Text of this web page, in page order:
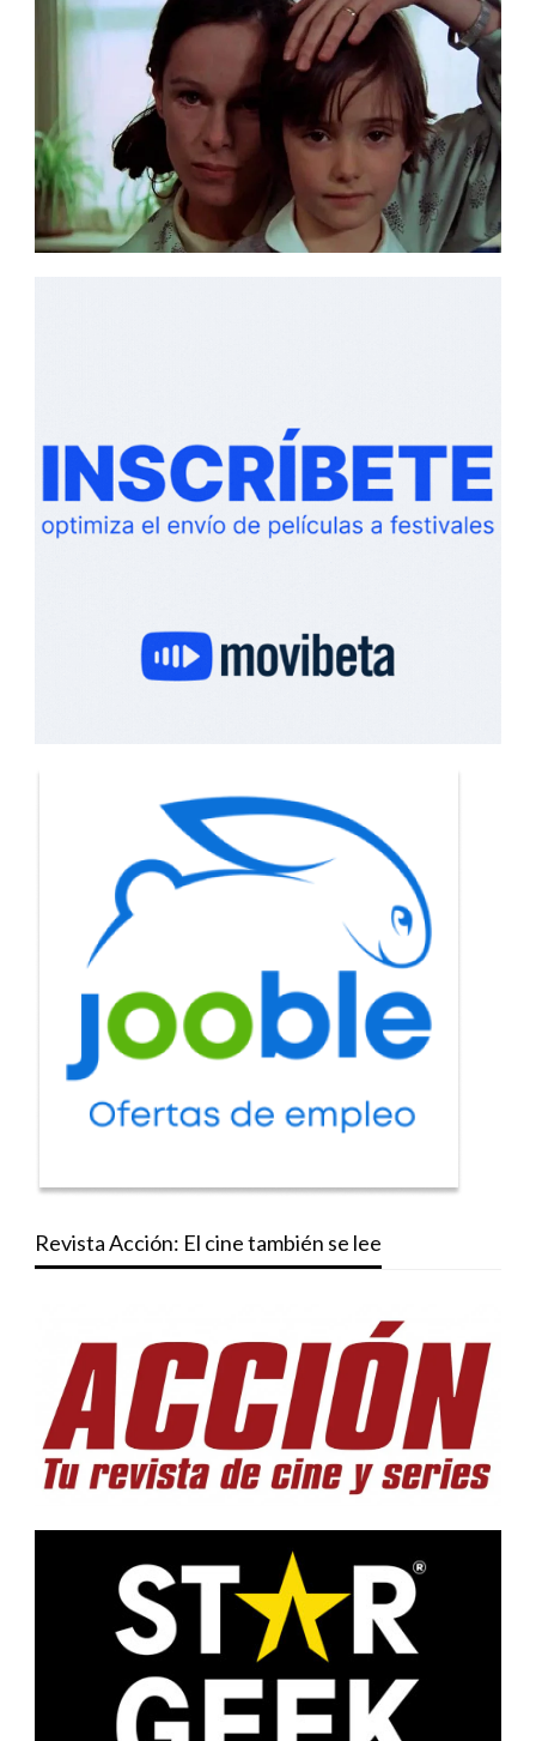
Revista Acción: El cine también se lee